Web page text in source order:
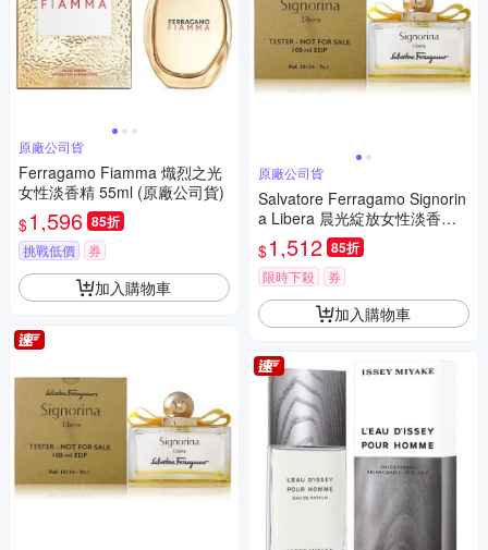
原廠公司貨
Ferragamo Fiamma 熾烈之光
女性淡香精 55ml (原廠公司貨)
$1,596 85折
挑戰低價 券
加入購物車
原廠公司貨
Salvatore Ferragamo Signorin
a Libera 晨光綻放女性淡香精 1
00ml Tester 包裝 (原廠公司貨)
期限2028/11
$1,512 85折
限時下殺 券
加入購物車